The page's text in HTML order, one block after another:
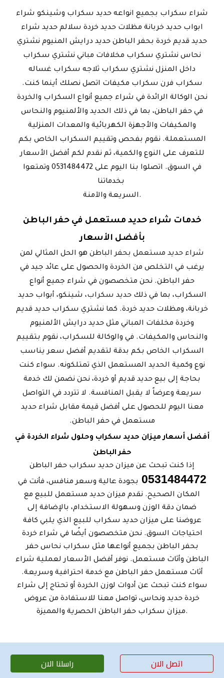
شراء سكراب بجميع انواعه حديد سكراب وشينكو شراء
ابواب حديد خربانة مظلات حديد خردة سلالم حديد شراء
حديد قديم خردة بحفر الباطن حديد درايش المنيوم نشتري
نحاس نشتري سكراب مخلافات مباني نشتري سكراب
داخل المنزل نشتري سكراب ثلاجه سكراب غساله
سكراب فرن سكراب مكيفات اتصل نصلك أينما كنت.
نحن الوكالة الرائدة في شراء جميع أنواع السكراب والخردة
في حفر الباطن، بما في ذلك الحديد والألمنيوم والنحاس
والمكيفات والأجهزة الكهربائية والمعدات المنزلية
المستعملة. نقوم بفحص وتقييم السكراب الخاص بكم
للتعرف على النوع والكمية، ثم نقدم لكم أفضل الأسعار
في السوق. اتصلوا بنا اليوم على 0531484472 وتمتعوا
السريعة والآمنة.
خدمات شراء حديد مستعمل في حفر الباطن
بأفضل الأسعار
شراء حديد مستعمل بحفر الباطن هو الحل المثالي لمن
يرغب في التخلص من الخردة والحصول على عائد جيد في
حفر الباطن. نحن متخصصون في شراء جميع أنواع
السكراب، بما في ذلكحديد سكراب، شينكو، أبواب حديد
خربانة، ومظلات حديد خردة. كما نشتري سكراب حديد قديم
وخردة مخلفات المباني مثل حديد درايش الألمنيوم
والنحاس والمكيفات. في والوكالة للسكراب، نقوم بتقييم
السكراب الخاص بكم بدقة لتقديم أفضل سعر يناسب
نوع وكمية الحديد المستعمل الذي تمتلكونه. سواء كنت
بحاجة إلى بيع حديد قديم أو خردة، نحن نضمن لك خدمة
سريعة وعرضاً لا يقبل المنافسة. لا تتردد في التواصل
معنا اليوم للحصول على أفضل قيمة مقابل شراء حديد
مستعمل في حفر الباطن.
أفضل أسعار ميزان حديد سكراب وحلول شراء الخردة في
حفر الباطن
إذا كنت تبحث عن ميزان حديد سكراب حفر الباطن
0531484472 بجودة عالية وسعر منافس، فأنت في
المكان الصحيح. نقدم ميزان حديد مستعمل للبيع مع
ضمان دقة الوزن وسهولة الاستخدام، بالإضافة إلى
عروضنا على ميزان حديد سكراب للبيع الذي يلبي كافة
احتياجات السوق. نحن متخصصون أيضًا في شراء خردة
بحفر الباطن بجميع أنواعها مثل سكراب نحاس حفر
الباطن وأثاث مستعمل. نوفر أفضل الأسعار لعملية شراء
أثاث مستعمل حفر الباطن مع خدمة احترافية وسريعة.
سواء كنت تبحث عن أدوات لوزن الخردة أو تحتاج إلى شراء
خردة حديد ونحاس، تواصل معنا للاستفادة من عروض
ميزان سكراب حفر الباطن الحصرية والمميزة.
راسلنا الان اتصل الان